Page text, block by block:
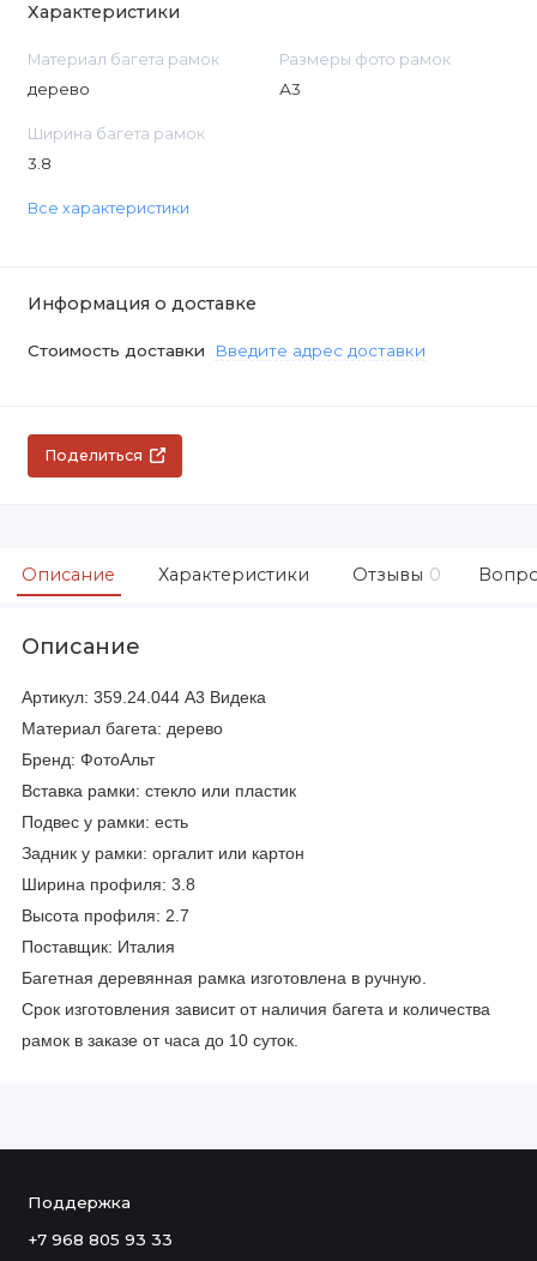
Характеристики
Материал багета рамок
дерево
Размеры фото рамок
А3
Ширина багета рамок
3.8
Все характеристики
Информация о доставке
Стоимость доставки Введите адрес доставки
Поделиться
Описание Характеристики Отзывы 0
Описание
Артикул: 359.24.044 А3 Видека
Материал багета: дерево
Бренд: ФотоАльт
Вставка рамки: стекло или пластик
Подвес у рамки: есть
Задник у рамки: оргалит или картон
Ширина профиля: 3.8
Высота профиля: 2.7
Поставщик: Италия
Багетная деревянная рамка изготовлена в ручную.
Срок изготовления зависит от наличия багета и количества
рамок в заказе от часа до 10 суток.
Поддержка
+7 968 805 93 33